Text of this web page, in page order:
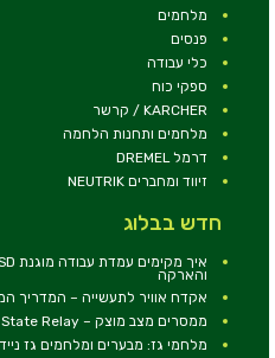
מלחמים
פנסים
כלי עבודה
ספקי כוח
KARCHER / קרשר
מלחמים ותחנות הלחמה
דרמל DREMEL
זיווד ומחברים NEUTRIK
חדש בבלוג
והארקה
אקדח אוויר לתעשייה – המדריך
ממסרים מצב מוצק – Solid State Relay
מלחמי גז: מבערים ומלחמים גז